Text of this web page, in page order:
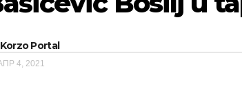
Korzo Portal
4, 2021